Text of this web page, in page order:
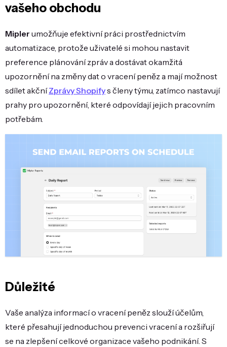
vašeho obchodu
Mipler umožňuje efektivní práci prostřednictvím
automatizace, protože uživatelé si mohou nastavit
preference plánování zpráv a dostávat okamžitá
upozornění na změny dat o vracení peněz a mají možnost
sdílet akčníZprávy Shopifys členy týmu, zatímco nastavují
prahy pro upozornění, které odpovídají jejich pracovním
potřebám.
Důležité
Vaše analýza informací o vracení peněz slouží účelům,
které přesahují jednoduchou prevenci vracení a rozšiřují
se na zlepšení celkové organizace vašeho podnikání. S